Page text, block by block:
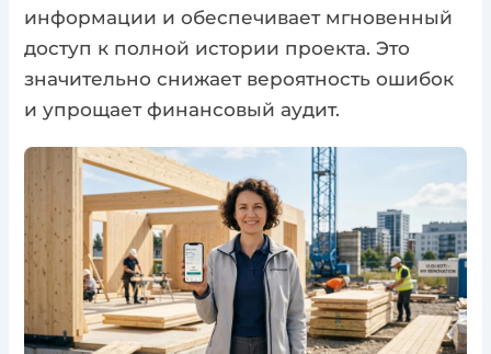
информации и обеспечивает мгновенный
доступ к полной истории проекта. Это
значительно снижает вероятность ошибок
и упрощает финансовый аудит.